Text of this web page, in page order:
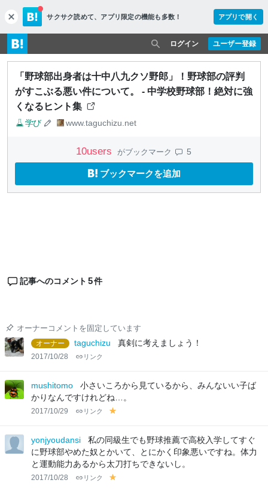
c
l
o
s
e
サクサク読めて、 アプリ限定の機能も多数！ アプリで開く
ユーザー登録
ログイン
「野球部出身者は十中八九クソ野郎」！野球部の評判
がすこぶる悪い件について。 - 中学校野球部！絶対に強
くなるヒント集
学び www.taguchizu.net
10users がブックマーク 5
ブックマークを追加
記事へのコメント 5件
オーナーコメントを固定しています
オーナー
taguchizu 真剣に考えましょう！
2017/10/28 リンク
mushitomo
小さいころから見ているから、みんないい子ば
かりなんですけれどね…。
2017/10/29 リンク
lo
w
yonjyoudansi
私の同級生でも野球推薦で高校入学してすぐ
に野球部やめた奴とかいて、とにかく印象悪いですね。体力
と運動能力あるから太刀打ちできないし。
2017/10/28 リンク